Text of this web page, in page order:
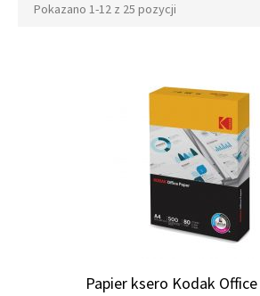
Pokazano 1-12 z 25 pozycji
Papier ksero Kodak